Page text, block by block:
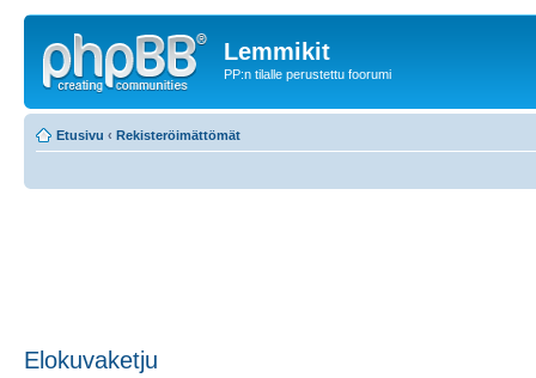
Lemmikit
PP:n tilalle perustettu foorumi
Etusivu ‹ Rekisteröimättömät
Elokuvaketju